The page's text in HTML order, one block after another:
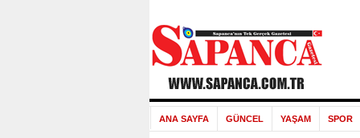
ANA SAYFA GÜNCEL YAŞAM SPOR